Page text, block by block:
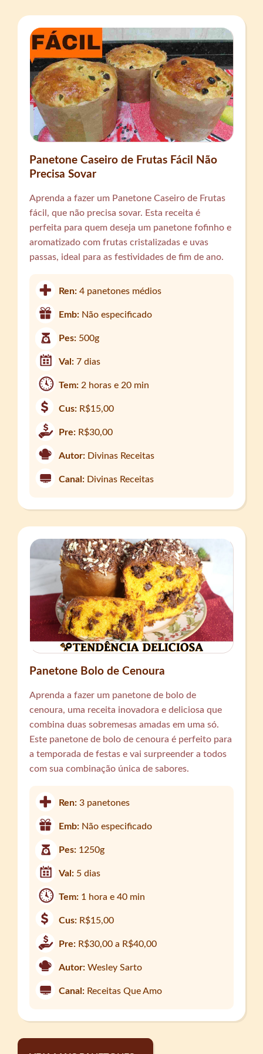
Panetone Caseiro de Frutas Fácil Não
Precisa Sovar
Aprenda a fazer um Panetone Caseiro de Frutas
fácil, que não precisa sovar. Esta receita é
perfeita para quem deseja um panetone fofinho e
aromatizado com frutas cristalizadas e uvas
passas, ideal para as festividades de fim de ano.
Ren:4 panetones médios
Emb: Não especificado
Pes: 500g
Val:7 dias
Tem: 2 horas e 20 min
Cus: R$15,00
Pre: R$30,00
Autor: Divinas Receitas
Canal: Divinas Receitas
Panetone Bolo de Cenoura
Aprenda a fazer um panetone de bolo de
cenoura, uma receita inovadora e deliciosa que
combina duas sobremesas amadas em uma só.
Este panetone de bolo de cenoura é perfeito para
a temporada de festas e vai surpreender a todos
com sua combinação única de sabores.
Ren:3 panetones
Emb: Não especificado
Pes: 1250g
Val: 5 dias
Tem: 1 hora e 40 min
Cus: R$15,00
Pre: R$30,00 a R$40,00
Autor: Wesley Sarto
Canal: Receitas Que Amo